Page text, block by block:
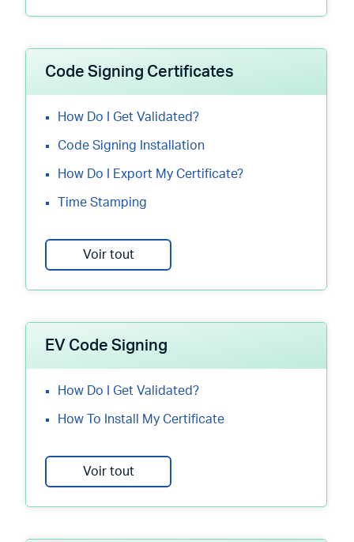
Code Signing Certificates
How Do I Get Validated?
Code Signing Installation
How Do I Export My Certificate?
Time Stamping
Voir tout
EV Code Signing
How Do I Get Validated?
How To Install My Certificate
Voir tout